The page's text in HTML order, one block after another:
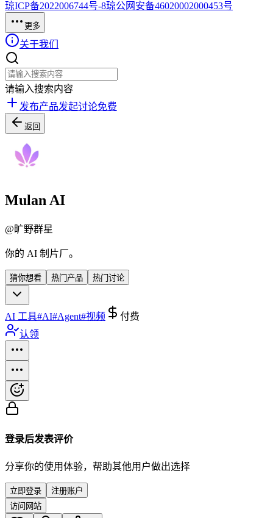
琼ICP备2022006744号-8琼公网安备46020002000453号
更多
关于我们
请输入搜索内容
发布产品发起讨论免费
返回
Mulan AI
@旷野群星
你的 AI 制片厂。
猜你想看 热门产品 热门讨论
AI 工具#AI#Agent#视频
付费
认领
登录后发表评价
分享你的使用体验，帮助其他用户做出选择
立即登录
注册账户
访问网站